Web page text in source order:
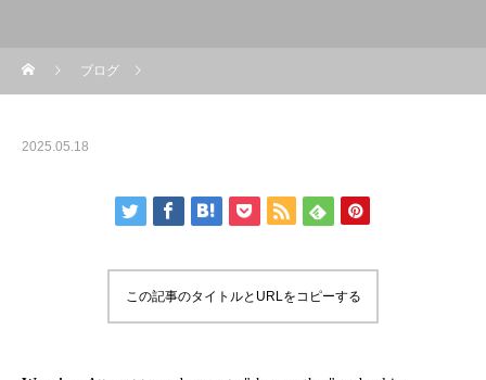
ブログ
2025.05.18
この記事のタイトルとURLをコピーする